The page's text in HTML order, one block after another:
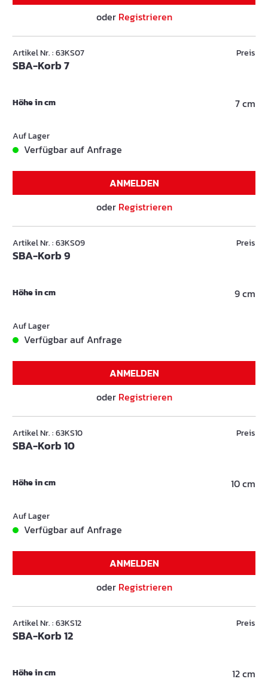
oder Registrieren
Artikel Nr. : 63KS07
SBA-Korb 7
Preis
Höhe in cm 7 cm
Auf Lager
Verfügbar auf Anfrage
ANMELDEN
oder Registrieren
Artikel Nr. : 63KS09
SBA-Korb 9
Preis
Höhe in cm 9 cm
Auf Lager
Verfügbar auf Anfrage
ANMELDEN
oder Registrieren
Artikel Nr. : 63KS10
SBA-Korb 10
Preis
Höhe in cm 10 cm
Auf Lager
Verfügbar auf Anfrage
ANMELDEN
oder Registrieren
Artikel Nr. : 63KS12
SBA-Korb 12
Preis
Höhe in cm 12 cm